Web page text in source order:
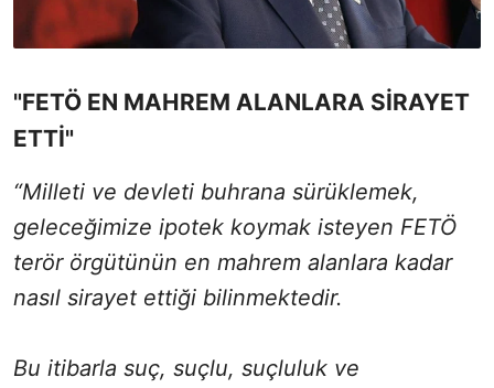
"FETÖ EN MAHREM ALANLARA SİRAYET
ETTİ"
“Milleti ve devleti buhrana sürüklemek,
geleceğimize ipotek koymak isteyen FETÖ
terör örgütünün en mahrem alanlara kadar
nasıl sirayet ettiği bilinmektedir.
Bu itibarla suç, suçlu, suçluluk ve